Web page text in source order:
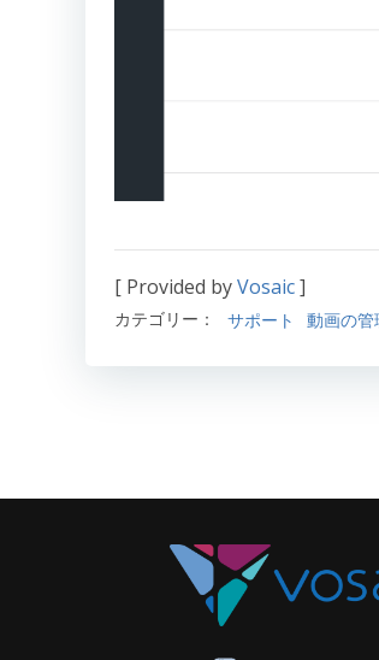
[ Provided byVosaic]
カテゴリー： サポート 動画の管